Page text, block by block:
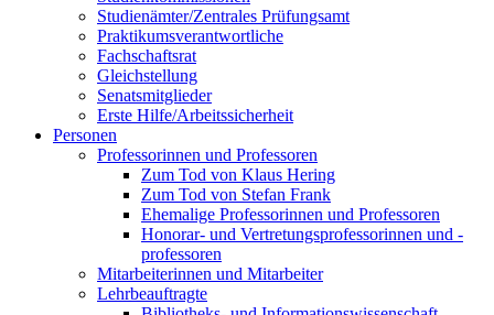
Studienämter/Zentrales Prüfungsamt
Praktikumsverantwortliche
Fachschaftsrat
Gleichstellung
Senatsmitglieder
Erste Hilfe/Arbeitssicherheit
Personen
Professorinnen und Professoren
Zum Tod von Klaus Hering
Zum Tod von Stefan Frank
Ehemalige Professorinnen und Professoren
Honorar- und Vertretungsprofessorinnen und -
professoren
Mitarbeiterinnen und Mitarbeiter
Lehrbeauftragte